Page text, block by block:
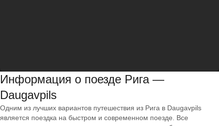
Информация о поезде Рига —
Daugavpils
Одним из лучших вариантов путешествия из Рига в Daugavpils
является поездка на быстром и современном поезде. Все